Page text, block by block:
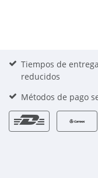
Tiempos de entrega
reducidos
Métodos de pago